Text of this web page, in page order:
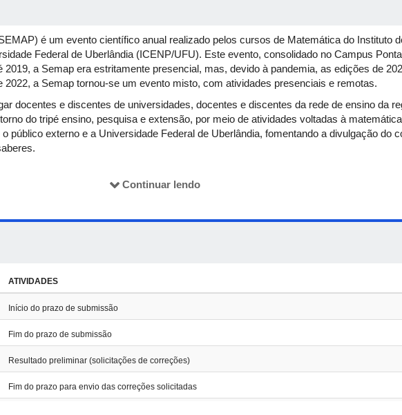
é um evento científico anual realizado pelos cursos de Matemática do Instituto
Federal de Uberlândia (ICENP/UFU). Este evento, consolidado no Campus
a Semap era estritamente presencial, mas, devido à pandemia, as edições de
2022, a Semap tornou-se um evento misto, com atividades presenciais e remotas.
docentes e discentes de universidades, docentes e discentes da rede de ensino da
do tripé ensino, pesquisa e extensão, por meio de atividades voltadas à
público externo e a Universidade Federal de Uberlândia, fomentando a divulgação do
ao vivo, via videoconferência. Os trabalhos serão apresentados na forma de
Continuar lendo
ATIVIDADES
Início do prazo de submissão
Fim do prazo de submissão
Resultado preliminar (solicitações de correções)
Fim do prazo para envio das correções solicitadas